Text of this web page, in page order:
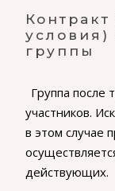
условия)
группы
Группа после
участников.
в этом случае
действующих.